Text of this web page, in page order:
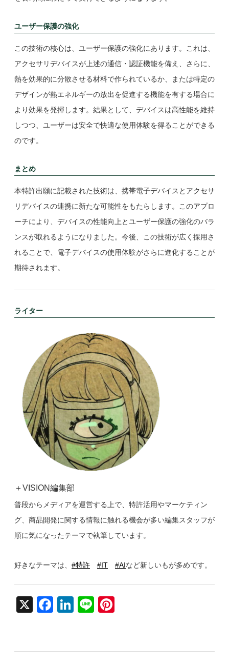
ユーザー保護の強化
この技術の核心は、ユーザー保護の強化にあります。これは、
アクセサリデバイスが上述の通信・認証機能を備え、さらに、
熱を効果的に分散させる材料で作られているか、または特定の
デザインが熱エネルギーの放出を促進する機能を有する場合に
より効果を発揮します。結果として、デバイスは高性能を維持
しつつ、ユーザーは安全で快適な使用体験を得ることができる
のです。
まとめ
本特許出願に記載された技術は、携帯電子デバイスとアクセサ
リデバイスの連携に新たな可能性をもたらします。このアプロ
ーチにより、デバイスの性能向上とユーザー保護の強化のバラ
ンスが取れるようになりました。今後、この技術が広く採用さ
れることで、電子デバイスの使用体験がさらに進化することが
期待されます。
ライター
＋VISION編集部
普段からメディアを運営する上で、特許活用やマーケティン
グ、商品開発に関する情報に触れる機会が多い編集スタッフが
順に気になったテーマで執筆しています。
好きなテーマは、 #特許 #IT #AIなど新しいもが多めです。
X
F
e
Li
e
Li
e